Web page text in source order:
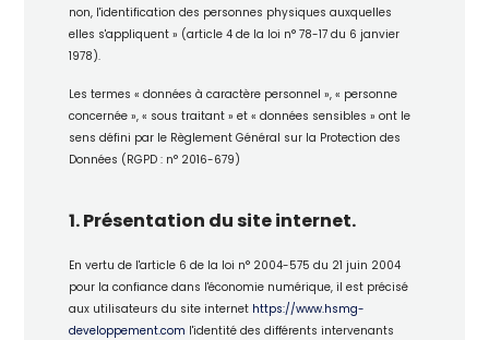
non, l'identification des personnes physiques auxquelles
elles s'appliquent » (article 4 de la loi n° 78-17 du 6 janvier
1978).
Les termes « données à caractère personnel », « personne
concernée », « sous traitant » et « données sensibles » ont le
sens défini par le Règlement Général sur la Protection des
Données (RGPD : n° 2016-679)
1. Présentation du site internet.
En vertu de l'article 6 de la loi n° 2004-575 du 21 juin 2004
pour la confiance dans l'économie numérique, il est précisé
aux utilisateurs du site internet https://www.hsmg-
developpement.com l'identité des différents intervenants